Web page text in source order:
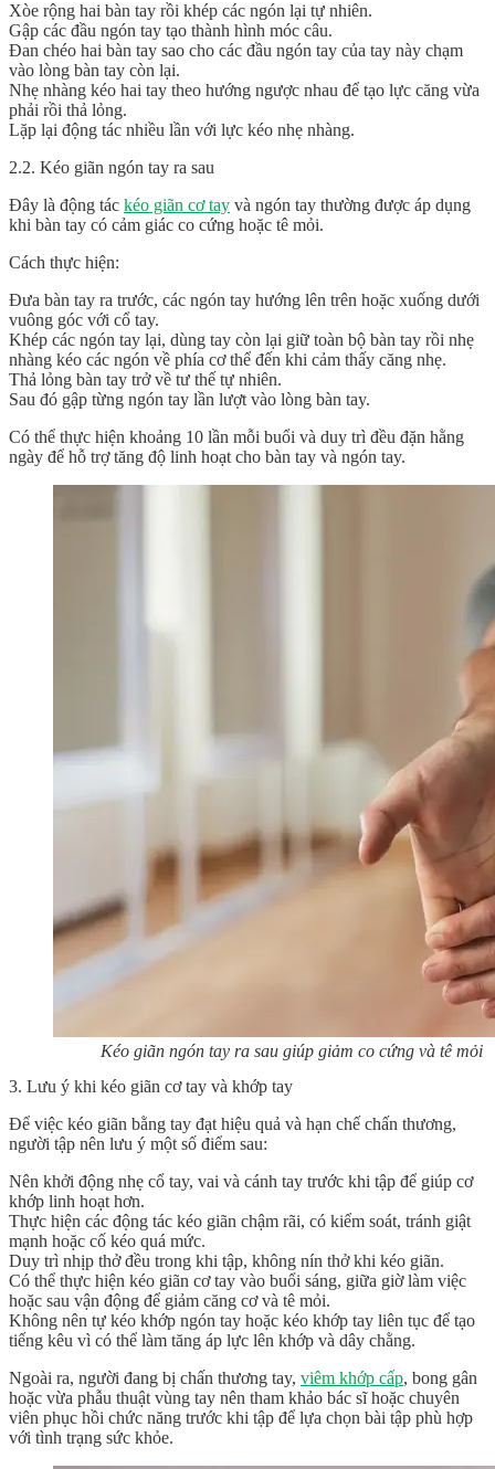
Xòe rộng hai bàn tay rồi khép các ngón lại tự nhiên.
Gập các đầu ngón tay tạo thành hình móc câu.
Đan chéo hai bàn tay sao cho các đầu ngón tay của tay này chạm
vào lòng bàn tay còn lại.
Nhẹ nhàng kéo hai tay theo hướng ngược nhau để tạo lực căng vừa
phải rồi thả lỏng.
Lặp lại động tác nhiều lần với lực kéo nhẹ nhàng.
2.2. Kéo giãn ngón tay ra sau
Đây là động tác kéo giãn cơ tay và ngón tay thường được áp dụng
khi bàn tay có cảm giác co cứng hoặc tê mỏi.
Cách thực hiện:
Đưa bàn tay ra trước, các ngón tay hướng lên trên hoặc xuống dưới
vuông góc với cổ tay.
Khép các ngón tay lại, dùng tay còn lại giữ toàn bộ bàn tay rồi nhẹ
nhàng kéo các ngón về phía cơ thể đến khi cảm thấy căng nhẹ.
Thả lỏng bàn tay trở về tư thế tự nhiên.
Sau đó gập từng ngón tay lần lượt vào lòng bàn tay.
Có thể thực hiện khoảng 10 lần mỗi buổi và duy trì đều đặn hằng
ngày để hỗ trợ tăng độ linh hoạt cho bàn tay và ngón tay.
Kéo giãn ngón tay ra sau giúp giảm co cứng và tê mỏi
3. Lưu ý khi kéo giãn cơ tay và khớp tay
Để việc kéo giãn bằng tay đạt hiệu quả và hạn chế chấn thương,
người tập nên lưu ý một số điểm sau:
Nên khởi động nhẹ cổ tay, vai và cánh tay trước khi tập để giúp cơ
khớp linh hoạt hơn.
Thực hiện các động tác kéo giãn chậm rãi, có kiểm soát, tránh giật
mạnh hoặc cố kéo quá mức.
Duy trì nhịp thở đều trong khi tập, không nín thở khi kéo giãn.
Có thể thực hiện kéo giãn cơ tay vào buổi sáng, giữa giờ làm việc
hoặc sau vận động để giảm căng cơ và tê mỏi.
Không nên tự kéo khớp ngón tay hoặc kéo khớp tay liên tục để tạo
tiếng kêu vì có thể làm tăng áp lực lên khớp và dây chằng.
Ngoài ra, người đang bị chấn thương tay, viêm khớp cấp, bong gân
hoặc vừa phẫu thuật vùng tay nên tham khảo bác sĩ hoặc chuyên
viên phục hồi chức năng trước khi tập để lựa chọn bài tập phù hợp
với tình trạng sức khỏe.